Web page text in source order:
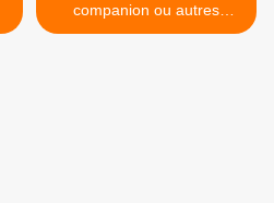
companion ou autres
robots) >